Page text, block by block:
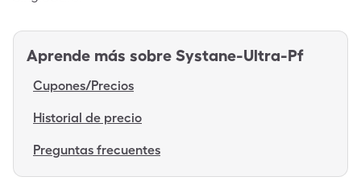
Aprende más sobre Systane-Ultra-Pf
Cupones/Precios
Historial de precio
Preguntas frecuentes